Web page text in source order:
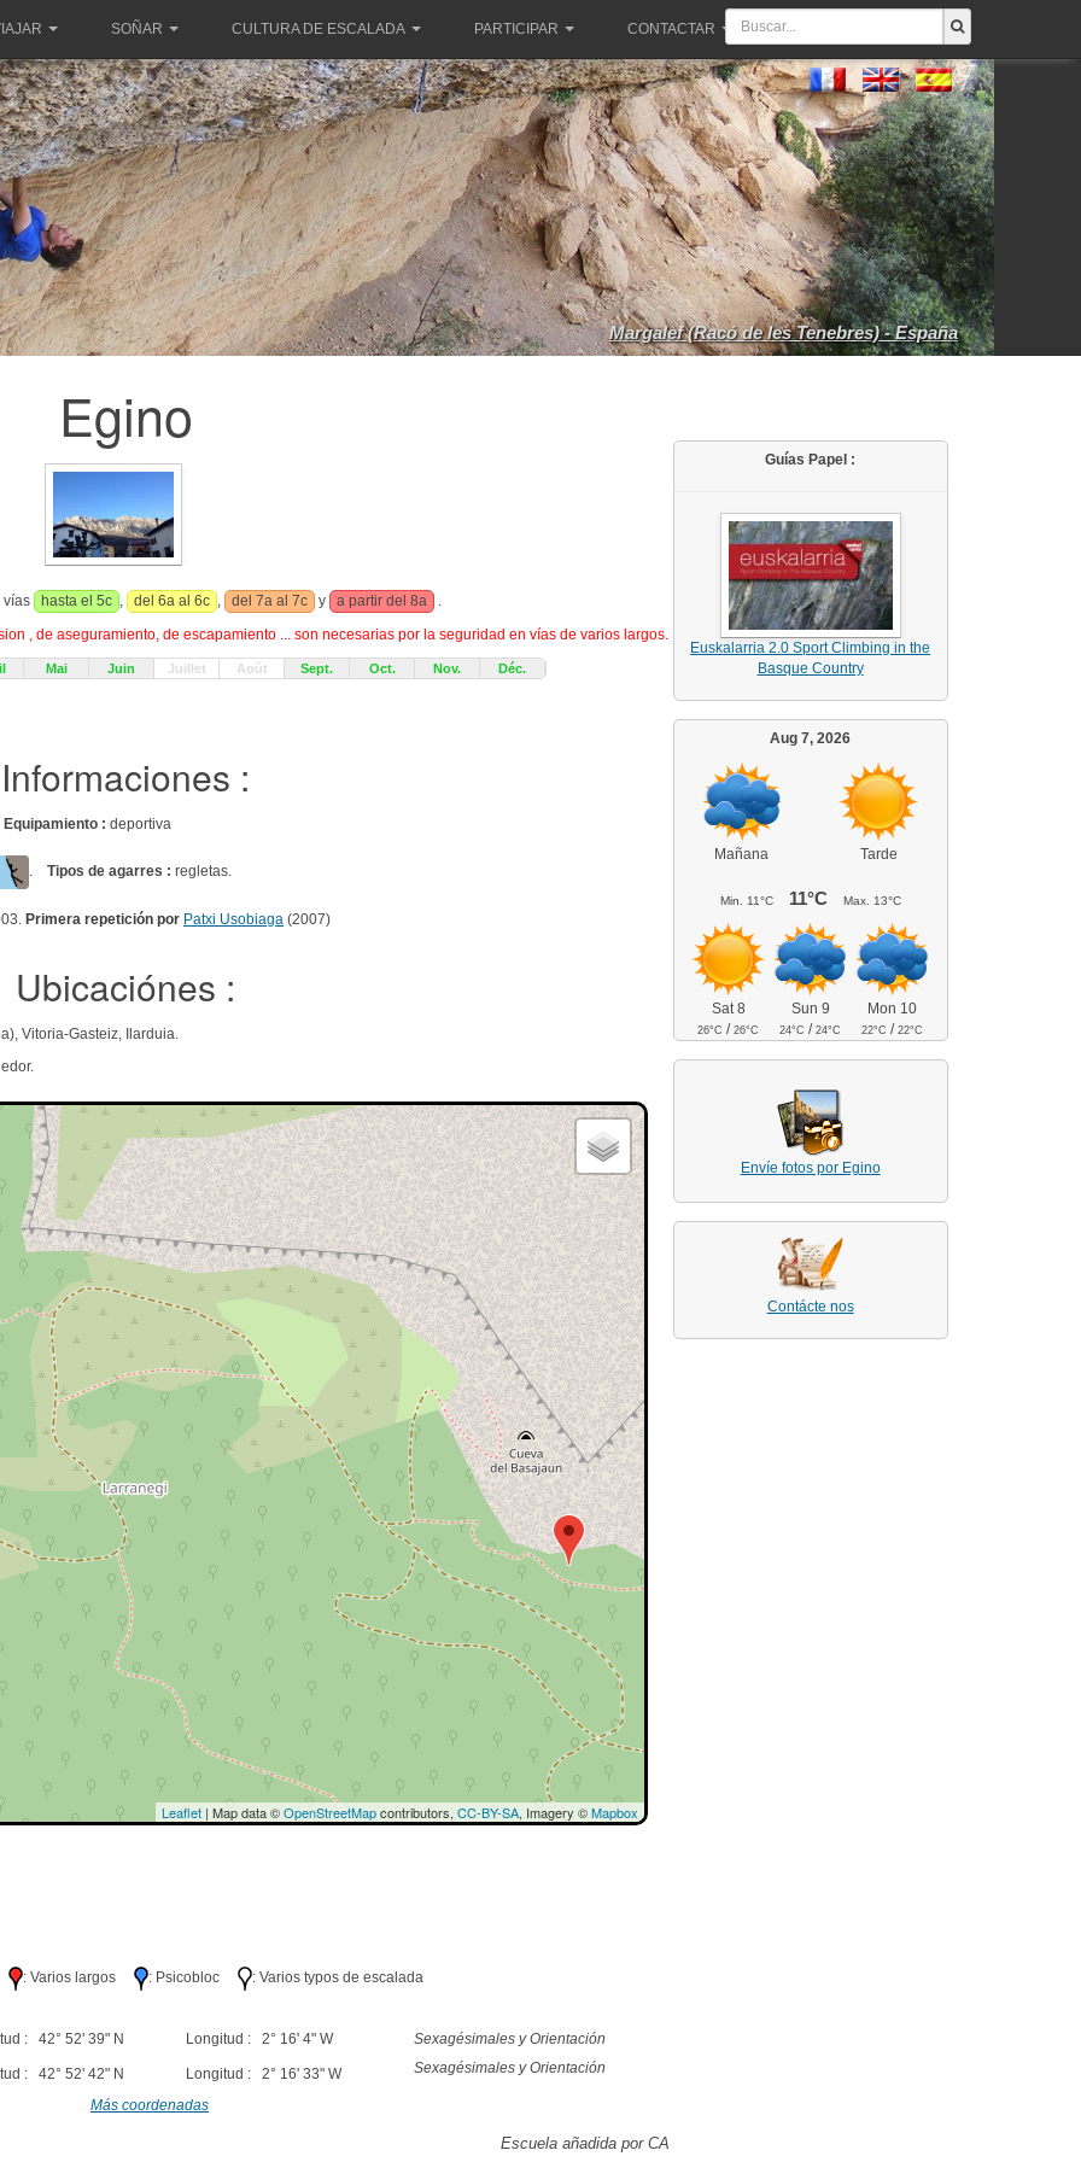
SOÑAR CULTURA DE ESCALADA PARTICIPAR CONTACTAR
Margalef (Racó de les Tenebres) - España
Egino
vías hasta el 5c , del 6a al 6c , del 7a al 7c y a partir del 8a
.
, de aseguramiento, de escapamiento ... son necesarias por la seguridad en vías de varios largos.
Mai Juin Juillet Août Sept. Oct. Nov. Déc.
Informaciones :
Equipamiento : deportiva
. Tipos de agarres : regletas.
Primera repetición por Patxi Usobiaga (2007)
Ubicaciónes :
Vitoria-Gasteiz, Ilarduia.
Leaflet| Map data ©OpenStreetMapcontributors, CC-BY-SA, Imagery ©Mapbox
: Varios largos : Psicobloc : Varios typos de escalada
: 42° 52' 39" N Longitud : 2° 16' 4" W Sexagésimales y Orientación
: 42° 52' 42" N Longitud : 2° 16' 33" W Sexagésimales y Orientación
Más coordenadas
Escuela añadida por CA
Guías Papel :
Euskalarria 2.0 Sport Climbing in the
Basque Country
Aug 7, 2026
Mañana Tarde
Min. 11°C 11°C Max. 13°C
Sat 8
26°C /26°C
Sun 9
24°C /24°C
Mon 10
22°C /22°C
Envíe fotos por Egino
Contácte nos